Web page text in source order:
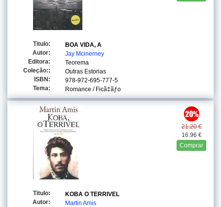
Titulo:
BOA VIDA, A
Autor:
Jay Mcinerney
Editora:
Teorema
Coleção::
Outras Estorias
ISBN:
978-972-695-777-5
Tema:
Romance / Ficã‡ãƒo
21.20 €
16.96 €
Comprar
Titulo:
KOBA O TERRIVEL
Autor:
Martin Amis